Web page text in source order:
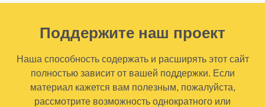
Поддержите наш проект
Наша способность содержать и расширять этот сайт
полностью зависит от вашей поддержки. Если
материал кажется вам полезным, пожалуйста,
рассмотрите возможность однократного или